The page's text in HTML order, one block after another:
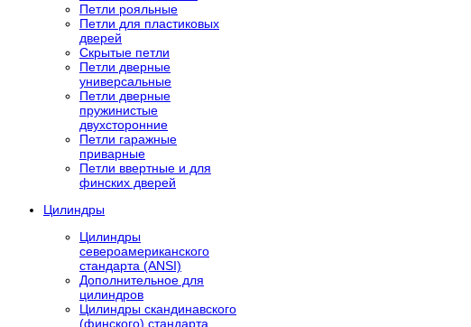
Петли рояльные
Петли для пластиковых
дверей
Скрытые петли
Петли дверные
универсальные
Петли дверные
пружинистые
двухсторонние
Петли гаражные
приварные
Петли ввертные и для
финских дверей
Цилиндры
Цилиндры
североамериканского
стандарта (ANSI)
Дополнительное для
цилиндров
Цилиндры скандинавского
(финского) стандарта